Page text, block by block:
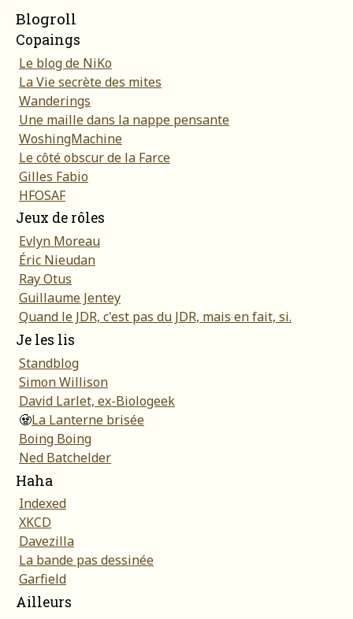
Blogroll
Copaings
Le blog de NiKo
La Vie secrète des mites
Wanderings
Une maille dans la nappe pensante
WoshingMachine
Le côté obscur de la Farce
Gilles Fabio
HFOSAF
Jeux de rôles
Evlyn Moreau
Éric Nieudan
Ray Otus
Guillaume Jentey
Quand le JDR, c'est pas du JDR, mais en fait, si.
Je les lis
Standblog
Simon Willison
David Larlet, ex-Biologeek
🧟La Lanterne brisée
Boing Boing
Ned Batchelder
Haha
Indexed
XKCD
Davezilla
La bande pas dessinée
Garfield
Ailleurs